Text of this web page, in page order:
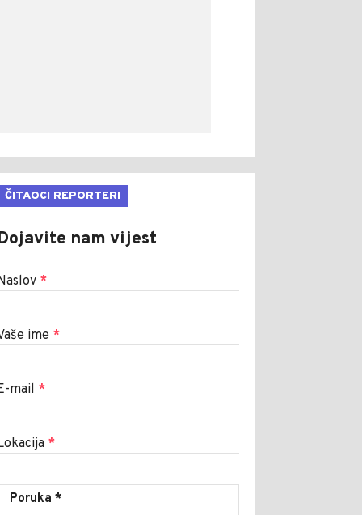
ČITAOCI REPORTERI
nam vijest
*
ime *
mail *
*